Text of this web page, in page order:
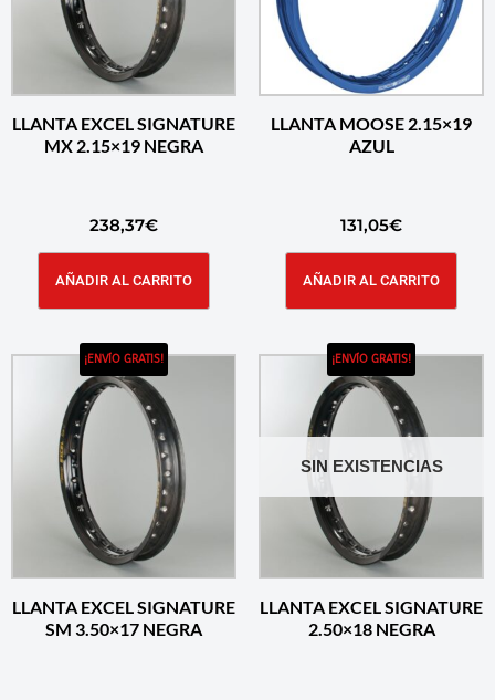
LLANTA EXCEL SIGNATURE
MX 2.15×19 NEGRA
238,37€
AÑADIR AL CARRITO
LLANTA MOOSE 2.15×19
AZUL
131,05€
AÑADIR AL CARRITO
¡ENVÍO GRATIS!
LLANTA EXCEL SIGNATURE
SM 3.50×17 NEGRA
SIN EXISTENCIAS
¡ENVÍO GRATIS!
LLANTA EXCEL SIGNATURE
2.50×18 NEGRA